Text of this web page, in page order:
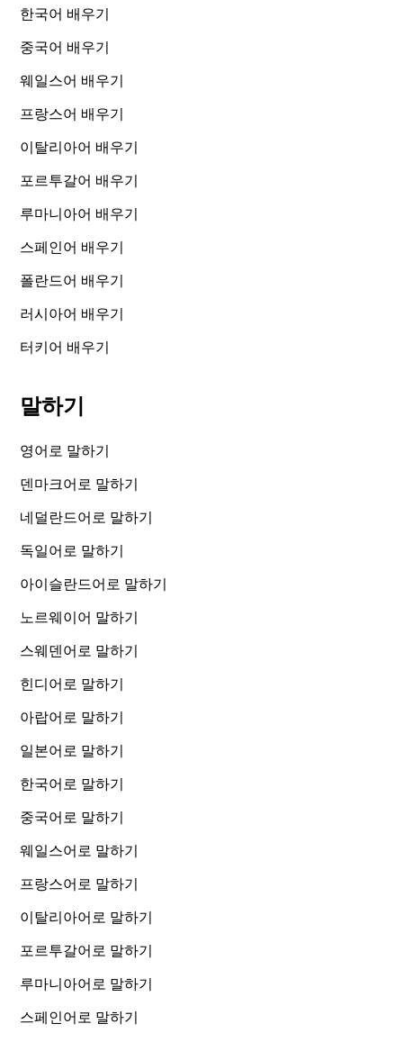
한국어 배우기
중국어 배우기
웨일스어 배우기
프랑스어 배우기
이탈리아어 배우기
포르투갈어 배우기
루마니아어 배우기
스페인어 배우기
폴란드어 배우기
러시아어 배우기
터키어 배우기
말하기
영어로 말하기
덴마크어로 말하기
네덜란드어로 말하기
독일어로 말하기
아이슬란드어로 말하기
노르웨이어 말하기
스웨덴어로 말하기
힌디어로 말하기
아랍어로 말하기
일본어로 말하기
한국어로 말하기
중국어로 말하기
웨일스어로 말하기
프랑스어로 말하기
이탈리아어로 말하기
포르투갈어로 말하기
루마니아어로 말하기
스페인어로 말하기